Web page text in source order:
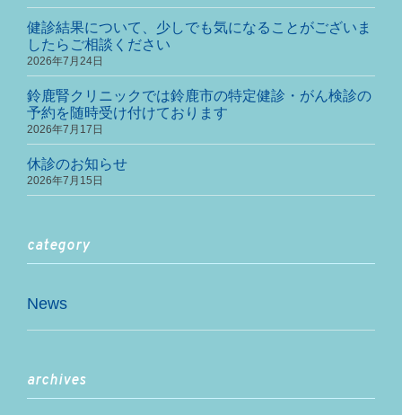
健診結果について、少しでも気になることがございま
したらご相談ください
2026年7月24日
鈴鹿腎クリニックでは鈴鹿市の特定健診・がん検診の
予約を随時受け付けております
2026年7月17日
休診のお知らせ
2026年7月15日
category
News
archives